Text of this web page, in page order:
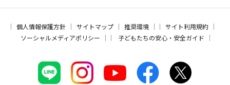
個人情報保護方針 サイトマップ 推奨環境
サイト利用規約
ソーシャルメディアポリシー
子どもたちの安心・安全ガイド